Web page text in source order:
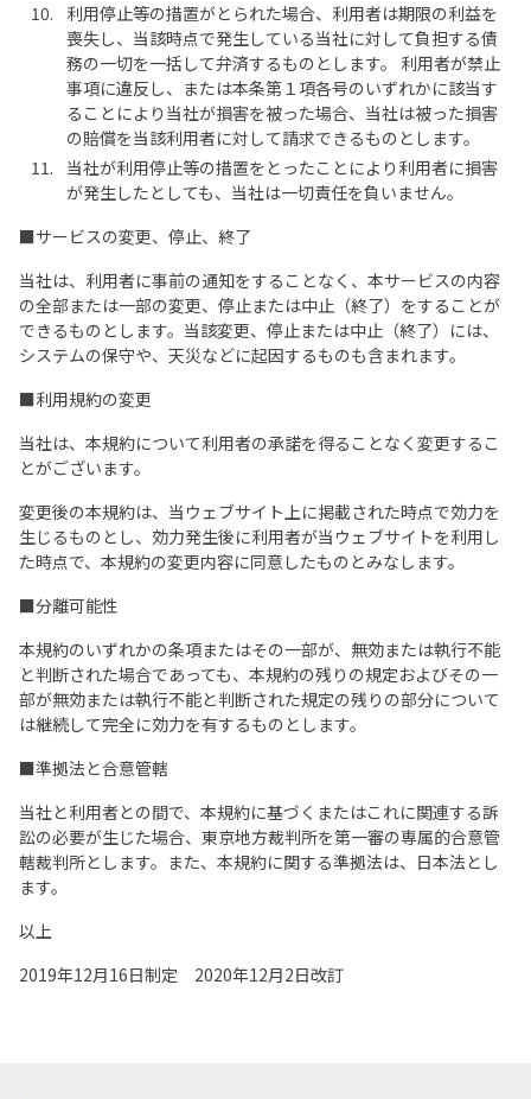
利用停止等の措置がとられた場合、利用者は期限の利益を
喪失し、当該時点で発生している当社に対して負担する債
務の一切を一括して弁済するものとします。 利用者が禁止
事項に違反し、または本条第１項各号のいずれかに該当す
ることにより当社が損害を被った場合、当社は被った損害
の賠償を当該利用者に対して請求できるものとします。
当社が利用停止等の措置をとったことにより利用者に損害
が発生したとしても、当社は一切責任を負いません。
■サービスの変更、停止、終了
当社は、利用者に事前の通知をすることなく、本サービスの内容
の全部または一部の変更、停止または中止（終了）をすることが
できるものとします。当該変更、停止または中止（終了）には、
システムの保守や、天災などに起因するものも含まれます。
■利用規約の変更
当社は、本規約について利用者の承諾を得ることなく変更するこ
とがございます。
変更後の本規約は、当ウェブサイト上に掲載された時点で効力を
生じるものとし、効力発生後に利用者が当ウェブサイトを利用し
た時点で、本規約の変更内容に同意したものとみなします。
■分離可能性
本規約のいずれかの条項またはその一部が、無効または執行不能
と判断された場合であっても、本規約の残りの規定およびその一
部が無効または執行不能と判断された規定の残りの部分について
は継続して完全に効力を有するものとします。
■準拠法と合意管轄
当社と利用者との間で、本規約に基づくまたはこれに関連する訴
訟の必要が生じた場合、東京地方裁判所を第一審の専属的合意管
轄裁判所とします。また、本規約に関する準拠法は、日本法とし
ます。
以上
2019年12月16日制定 2020年12月2日改訂